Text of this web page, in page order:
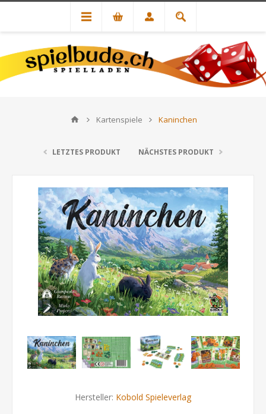
Kartenspiele Kaninchen
LETZTES PRODUKT NÄCHSTES PRODUKT
Hersteller: Kobold Spieleverlag